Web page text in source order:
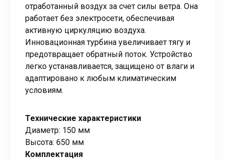
отработанный воздух за счет силы ветра. Она
работает без электросети, обеспечивая
активную циркуляцию воздуха.
Инновационная турбина увеличивает тягу и
предотвращает обратный поток. Устройство
легко устанавливается, защищено от влаги и
адаптировано к любым климатическим
условиям.
Технические характеристики
Диаметр: 150 мм
Высота: 650 мм
Комплектация